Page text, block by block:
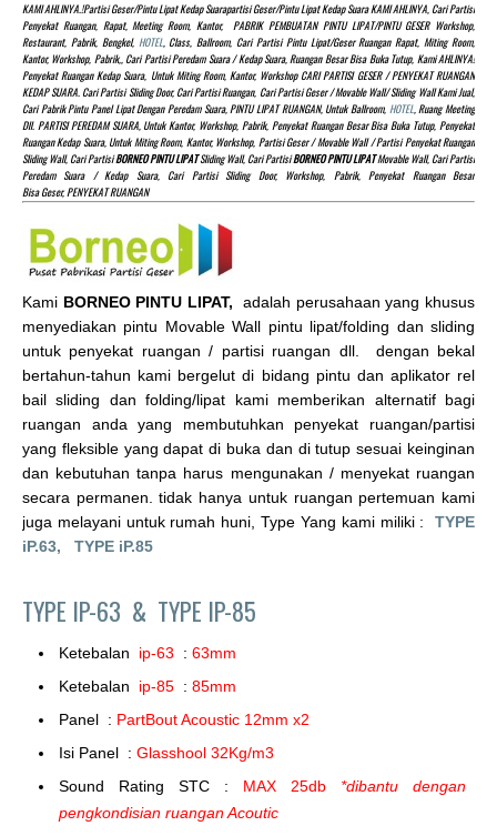
KAMI AHLINYA.!partisi Geser/pintu Lipat Kedap Suarapartisi Geser/pintu Lipat Kedap Suara KAMI AHLINYA, Cari Partisi
Penyekat Ruangan, Rapat, Meeting Room, Kantor, PABRIK PEMBUATAN PINTU LIPAT/PINTU GESER Workshop,
Restaurant, Pabrik, Bengkel, HOTEL, Class, Ballroom, Cari Partisi Pintu Lipat/Geser Ruangan Rapat, Miting Room,
Kantor, Workshop, Pabrik,, Cari Partisi Peredam Suara / Kedap Suara, Ruangan Besar Bisa Buka Tutup, Kami AHLINYA!
Penyekat Ruangan Kedap Suara, Untuk Miting Room, Kantor, Workshop CARI PARTISI GESER / PENYEKAT RUANGAN
KEDAP SUARA. Cari Partisi Sliding Door, Cari Partisi Ruangan, Cari Partisi Geser / Movable Wall/ Sliding Wall Kami Jual,
Cari Pabrik Pintu Panel Lipat Dengan Peredam Suara, PINTU LIPAT RUANGAN, Untuk Ballroom, HOTEL, Ruang Meeting
Dll. PARTISI PEREDAM SUARA, Untuk Kantor, Workshop, Pabrik, Penyekat Ruangan Besar Bisa Buka Tutup, Penyekat
Ruangan Kedap Suara, Untuk Miting Room, Kantor, Workshop, Partisi Geser / Movable Wall / Partisi Penyekat Ruangan
Sliding Wall, Cari PartisiBORNEO PINTU LIPATSliding Wall, Cari PartisiBORNEO PINTU LIPATMovable Wall, Cari Partisi
Peredam Suara / Kedap Suara, Cari Partisi Sliding Door, Workshop, Pabrik, Penyekat Ruangan Besar
Bisa Geser, PENYEKAT RUANGAN
Kami BORNEO PINTU LIPAT, adalah perusahaan yang khusus
menyediakan pintu Movable Wall pintu lipat/folding dan sliding
untuk penyekat ruangan / partisi ruangan dll. dengan bekal
bertahun-tahun kami bergelut di bidang pintu dan aplikator rel
bail sliding dan folding/lipat kami memberikan alternatif bagi
ruangan anda yang membutuhkan penyekat ruangan/partisi
yang fleksible yang dapat di buka dan di tutup sesuai keinginan
dan kebutuhan tanpa harus mengunakan / menyekat ruangan
secara permanen. tidak hanya untuk ruangan pertemuan kami
juga melayani untuk rumah huni, Type Yang kami miliki : TYPE
iP.63, TYPE iP.85
TYPE IP-63 & TYPE IP-85
Ketebalan ip-63 : 63mm
Ketebalan ip-85 : 85mm
Panel : PartBout Acoustic 12mm x2
Isi Panel : Glasshool 32Kg/m3
Sound Rating STC : MAX 25db *dibantu dengan
pengkondisian ruangan Acoutic